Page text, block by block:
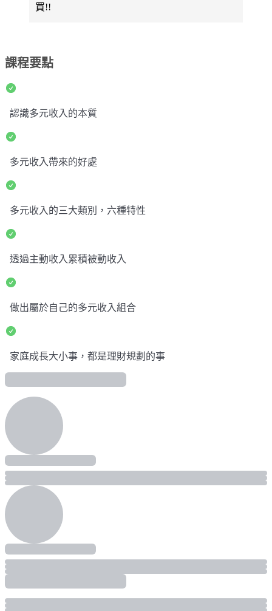
買!!
課程要點
認識多元收入的本質
多元收入帶來的好處
多元收入的三大類別，六種特性
透過主動收入累積被動收入
做出屬於自己的多元收入組合
家庭成長大小事，都是理財規劃的事